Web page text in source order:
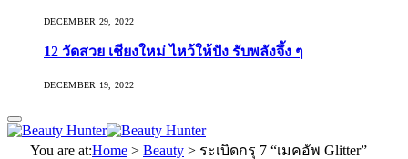
DECEMBER 29, 2022
12 วัดสวย เชียงใหม่ ไหว้ให้ปัง รับพลังจึ้ง ๆ
DECEMBER 19, 2022
You are at:Home > Beauty > ระเบิดกรุ 7 “เมคอัพ Glitter”